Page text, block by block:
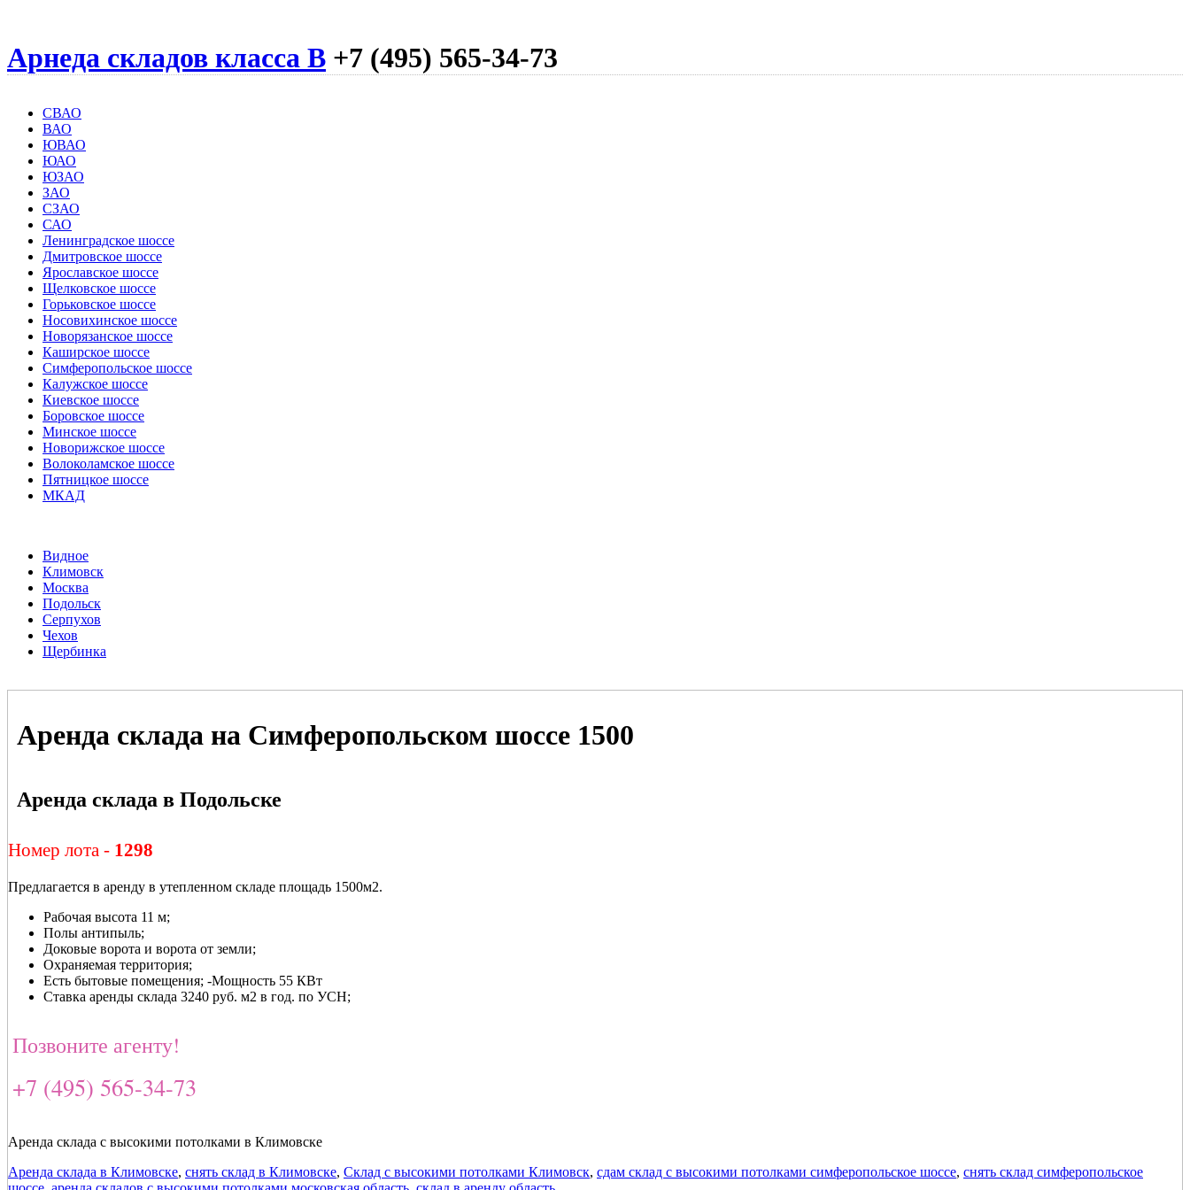
Арнеда складов класса B +7 (495) 565-34-73
СВАО
ВАО
ЮВАО
ЮАО
ЮЗАО
ЗАО
СЗАО
САО
Ленинградское шоссе
Дмитровское шоссе
Ярославское шоссе
Щелковское шоссе
Горьковское шоссе
Носовихинское шоссе
Новорязанское шоссе
Каширское шоссе
Симферопольское шоссе
Калужское шоссе
Киевское шоссе
Боровское шоссе
Минское шоссе
Новорижское шоссе
Волоколамское шоссе
Пятницкое шоссе
МКАД
Видное
Климовск
Москва
Подольск
Серпухов
Чехов
Щербинка
Аренда склада на Симферопольском шоссе 1500
Аренда склада в Подольске
Номер лота - 1298
Предлагается в аренду в утепленном складе площадь 1500м2.
Рабочая высота 11 м;
Полы антипыль;
Доковые ворота и ворота от земли;
Охраняемая территория;
Есть бытовые помещения; -Мощность 55 КВт
Ставка аренды склада 3240 руб. м2 в год. по УСН;
Позвоните агенту!
+7 (495) 565-34-73
Аренда склада с высокими потолками в Климовске
Аренда склада в Климовске, снять склад в Климовске, Склад с высокими потолками Климовск, сдам склад с высокими потолками симферопольское шоссе, снять склад симферопольское